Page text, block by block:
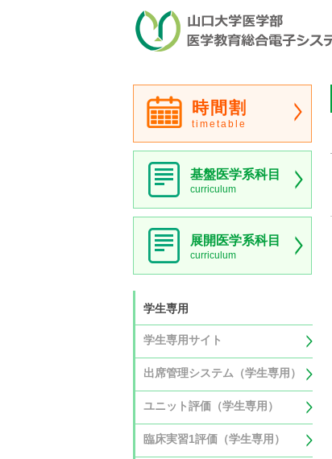
時間割
timetable
基盤医学系科目
curriculum
展開医学系科目
curriculum
学生専用
学生専用サイト
出席管理システム（学生専用）
ユニット評価（学生専用）
臨床実習1評価（学生専用）